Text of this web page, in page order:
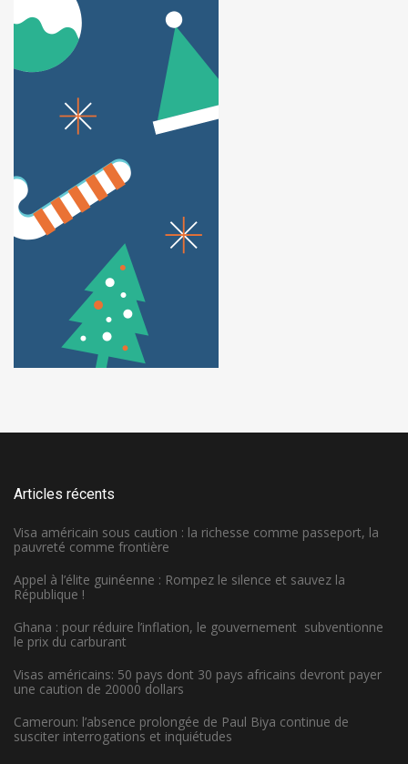
Articles récents
Visa américain sous caution : la richesse comme passeport, la
pauvreté comme frontière
Appel à l’élite guinéenne : Rompez le silence et sauvez la
République !
Ghana : pour réduire l’inflation, le gouvernement subventionne
le prix du carburant
Visas américains: 50 pays dont 30 pays africains devront payer
une caution de 20000 dollars
Cameroun: l’absence prolongée de Paul Biya continue de
susciter interrogations et inquiétudes